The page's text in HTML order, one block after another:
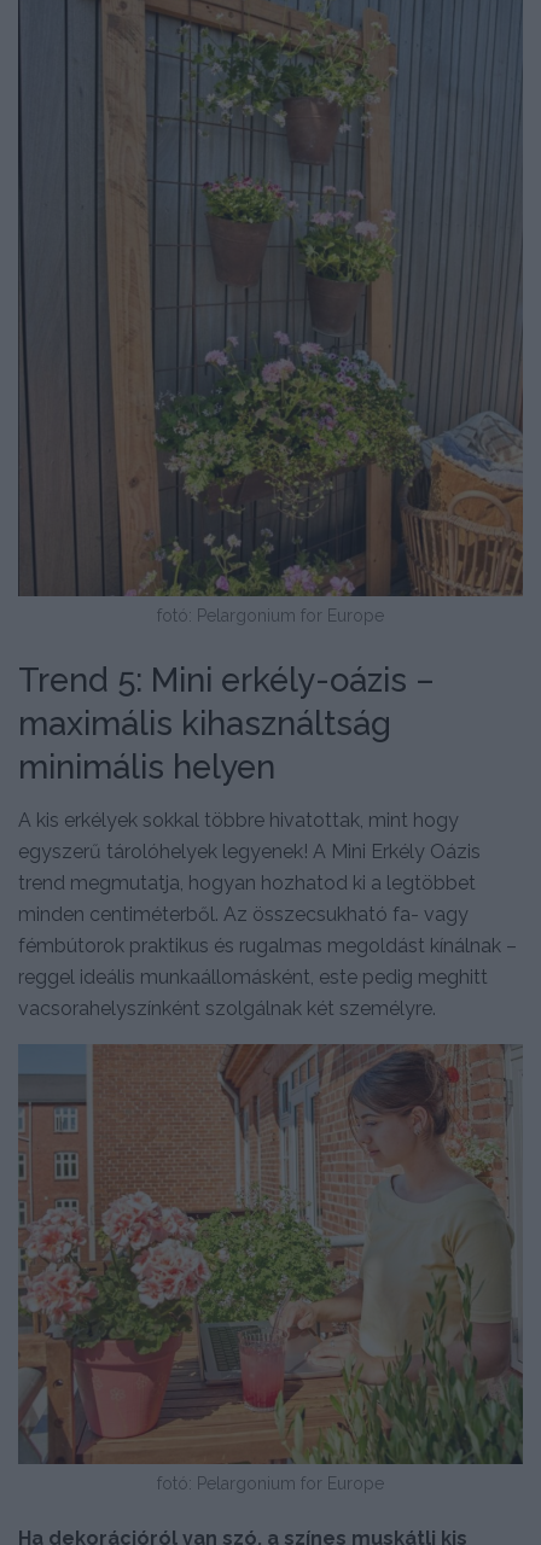
fotó: Pelargonium for Europe
Trend 5: Mini erkély-oázis –
maximális kihasználtság
minimális helyen
A kis erkélyek sokkal többre hivatottak, mint hogy
egyszerű tárolóhelyek legyenek! A Mini Erkély Oázis
trend megmutatja, hogyan hozhatod ki a legtöbbet
minden centiméterből. Az összecsukható fa- vagy
fémbútorok praktikus és rugalmas megoldást kínálnak –
reggel ideális munkaállomásként, este pedig meghitt
vacsorahelyszínként szolgálnak két személyre.
fotó: Pelargonium for Europe
Ha dekorációról van szó, a színes muskátli kis